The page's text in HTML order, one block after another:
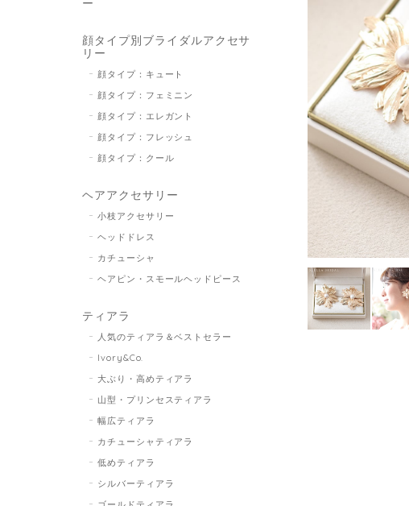
ー
顔タイプ別ブライダルアクセサ
リー
顔タイプ：キュート
顔タイプ：フェミニン
顔タイプ：エレガント
顔タイプ：フレッシュ
顔タイプ：クール
ヘアアクセサリー
小枝アクセサリー
ヘッドドレス
カチューシャ
ヘアピン・スモールヘッドピース
ティアラ
人気のティアラ＆ベストセラー
Ivory&Co.
大ぶり・高めティアラ
山型・プリンセスティアラ
幅広ティアラ
カチューシャティアラ
低めティアラ
シルバーティアラ